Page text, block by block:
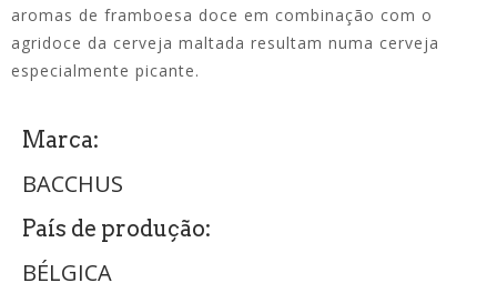
aromas de framboesa doce em combinação com o
agridoce da cerveja maltada resultam numa cerveja
especialmente picante.
Marca:
BACCHUS
País de produção:
BÉLGICA